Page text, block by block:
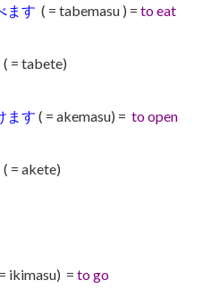
ます ( = tabemasu ) = to eat
( = tabete)
ます ( = akemasu) = to open
( = akete)
ikimasu) = to go